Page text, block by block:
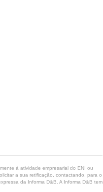
à atividade empresarial do ENI ou
a sua retificação, contactando, para o
da Informa D&B. A Informa D&B tem